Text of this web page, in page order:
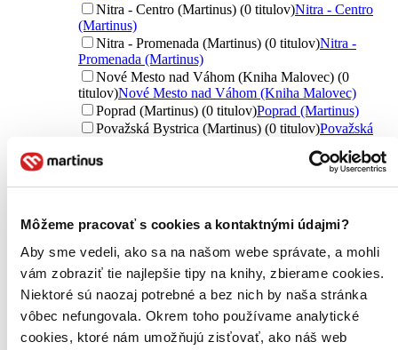
Môžeme pracovať s cookies a kontaktnými údajmi?
Aby sme vedeli, ako sa na našom webe správate, a mohli
vám zobraziť tie najlepšie tipy na knihy, zbierame cookies.
Niektoré sú naozaj potrebné a bez nich by naša stránka
vôbec nefungovala. Okrem toho používame analytické
cookies, ktoré nám umožňujú zisťovať, ako náš web
Nitra - Centro (Martinus) (0 titulov)Nitra - Centro
(Martinus)
Nitra - Promenada (Martinus) (0 titulov)Nitra -
Promenada (Martinus)
Nové Mesto nad Váhom (Kniha Malovec) (0
titulov)Nové Mesto nad Váhom (Kniha Malovec)
Poprad (Martinus) (0 titulov)Poprad (Martinus)
Považská Bystrica (Martinus) (0 titulov)Považská
Prešov (Martinus) (0 titulov)
Prešov (Martinus)
Trnava (Martinus) (0 titulov)
Trnava (Martinus)
Turzovka (Kniha Turzovka) (0 titulov)Turzovka
(Kniha Turzovka)
Zvolen (Martinus) (0 titulov)
Zvolen (Martinus)
Žilina (Martinus) (0 titulov)
Žilina (Martinus)
Ďalšie možnosti
Nové / čítané